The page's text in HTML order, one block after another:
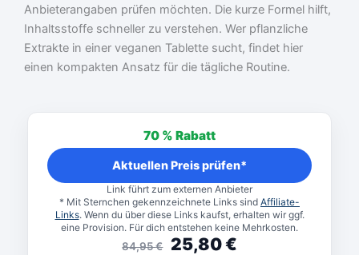
Anbieterangaben prüfen möchten. Die kurze Formel hilft,
Inhaltsstoffe schneller zu verstehen. Wer pflanzliche
Extrakte in einer veganen Tablette sucht, findet hier
einen kompakten Ansatz für die tägliche Routine.
70 % Rabatt
84,95€
war:
84,95 €
25,80€
25,80 €.
Aktuellen Preis prüfen*
Link führt zum externen Anbieter
* Mit Sternchen gekennzeichnete Links sind Affiliate-
Links. Wenn du über diese Links kaufst, erhalten wir ggf.
eine Provision. Für dich entstehen keine Mehrkosten.